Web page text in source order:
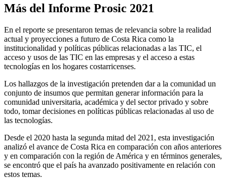
Más del Informe Prosic 2021
En el reporte se presentaron temas de relevancia sobre la realidad
actual y proyecciones a futuro de Costa Rica como la
institucionalidad y políticas públicas relacionadas a las TIC, el
acceso y usos de las TIC en las empresas y el acceso a estas
tecnologías en los hogares costarricenses.
Los hallazgos de la investigación pretenden dar a la comunidad un
conjunto de insumos que permitan generar información para la
comunidad universitaria, académica y del sector privado y sobre
todo, tomar decisiones en políticas públicas relacionadas al uso de
las tecnologías.
Desde el 2020 hasta la segunda mitad del 2021, esta investigación
analizó el avance de Costa Rica en comparación con años anteriores
y en comparación con la región de América y en términos generales,
se encontró que el país ha avanzado positivamente en relación con
estos temas.